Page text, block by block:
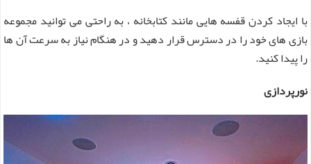
با ایجاد کردن قفسه هایی مانند کتابخانه ، به راحتی می توانید مجموعه
بازی های خود را در دسترس قرار دهید و در هنگام نیاز به سرعت آن ها
را پیدا کنید.
نورپردازی